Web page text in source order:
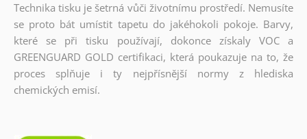
Technika tisku je šetrná vůči životnímu prostředí. Nemusíte
se proto bát umístit tapetu do jakéhokoli pokoje. Barvy,
které se při tisku používají, dokonce získaly VOC a
GREENGUARD GOLD certifikaci, která poukazuje na to, že
proces splňuje i ty nejpřísnější normy z hlediska
chemických emisí.